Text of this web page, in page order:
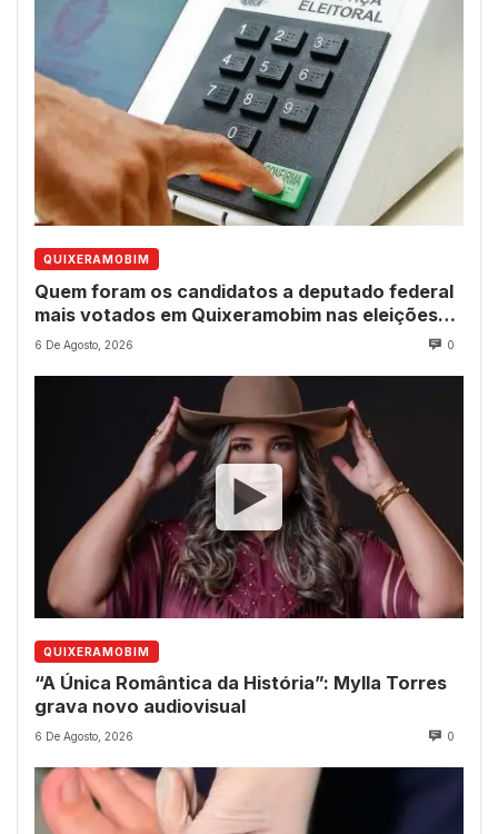
QUIXERAMOBIM
Quem foram os candidatos a deputado federal
mais votados em Quixeramobim nas eleições
de 2022?
6 De Agosto, 2026 0
QUIXERAMOBIM
“A Única Romântica da História”: Mylla Torres
grava novo audiovisual
6 De Agosto, 2026 0